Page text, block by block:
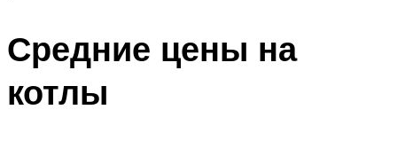
Средние цены на
котлы